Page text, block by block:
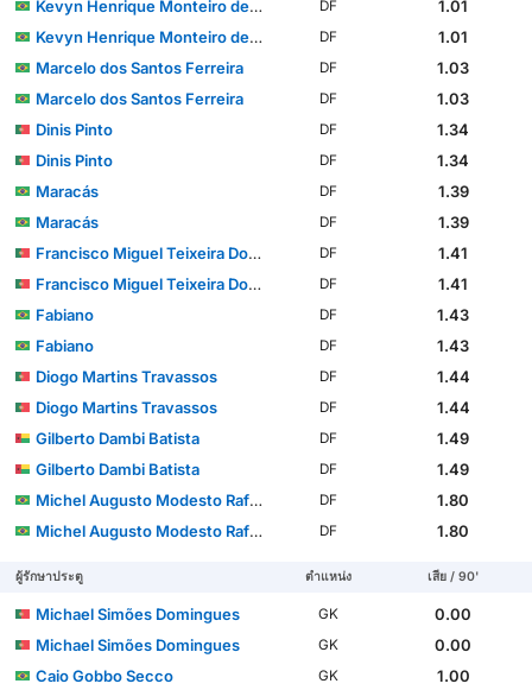
Kevyn Henrique Monteiro de Souza DF
1.01
Kevyn Henrique Monteiro de Souza
DF
1.01
Marcelo dos Santos Ferreira
DF
1.03
Marcelo dos Santos Ferreira
DF
1.03
Dinis Pinto
DF
1.34
Dinis Pinto
DF
1.34
Maracás
DF
1.39
Maracás
DF
1.39
Francisco Miguel Teixeira Domingues
DF
1.41
Francisco Miguel Teixeira Domingues
DF
1.41
Fabiano
DF
1.43
Fabiano
DF
1.43
Diogo Martins Travassos
DF
1.44
Diogo Martins Travassos
DF
1.44
Gilberto Dambi Batista
DF
1.49
Gilberto Dambi Batista
DF
1.49
Michel Augusto Modesto Rafael dos Santos
DF
1.80
Michel Augusto Modesto Rafael dos Santos
DF 1.80
ผู้รักษาประตู ตำแหน่ง เสีย / 90'
Michael Simões Domingues GK
0.00
Michael Simões Domingues
GK
0.00
Caio Gobbo Secco
GK
1.00